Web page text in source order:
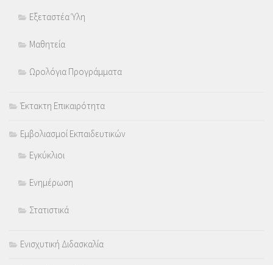
Εξεταστέα Ύλη
Μαθητεία
Ωρολόγια Προγράμματα
Έκτακτη Επικαιρότητα
Εμβολιασμοί Εκπαιδευτικών
Εγκύκλιοι
Ενημέρωση
Στατιστικά
Ενισχυτική Διδασκαλία